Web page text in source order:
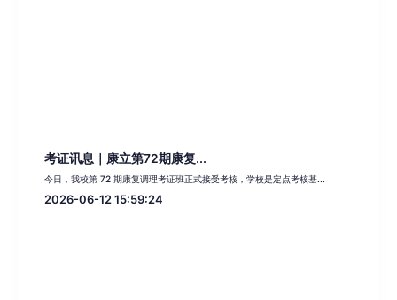
考证讯息｜康立第72期康复...
今日，我校第 72 期康复调理考证班正式接受考核，学校是定点考核基...
2026-06-12 15:59:24